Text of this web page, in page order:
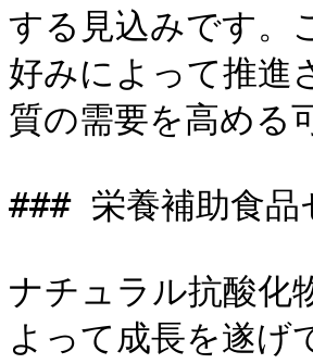
する見込みです。
好みによって推進
質の需要を高める
### 栄養補助食品
ナチュラル抗酸化
よって成長を遂げ